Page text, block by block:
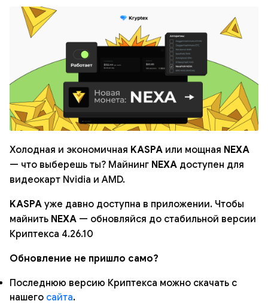
Холодная и экономичная KASPA или мощная NEXA
— что выберешь ты? Майнинг NEXA доступен для
видеокарт Nvidia и AMD.
KASPA уже давно доступна в приложении. Чтобы
майнить NEXA — обновляйся до стабильной версии
Криптекса 4.26.10
Обновление не пришло само?
Последнюю версию Криптекса можно скачать с
нашего сайта.